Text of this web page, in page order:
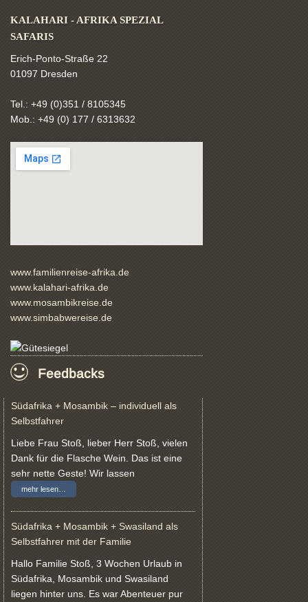
KALAHARI - AFRIKA SPEZIAL
SAFARIS
Erich-Ponto-Straße 22
01097 Dresden
Tel.: +49 (0)351 / 8105345
Mob.: +49 (0) 177 / 6313632
www.familienreise-afrika.de
www.kalahari-afrika.de
www.mosambikreise.de
www.simbabwereise.de
Feedbacks
Südafrika + Mosambik – individuell als
Selbstfahrer
Liebe Frau Stoß, lieber Herr Stoß, vielen
Dank für die Flasche Wein. Das ist eine
sehr nette Geste! Wir lassen
mehr lesen…
Südafrika + Mosambik + Swasiland als
Selbstfahrer mit der Familie
Hallo Familie Stoß, 3 Wochen Urlaub in
Südafrika, Mosambik und Swasiland
liegen hinter uns. Es war Abenteuer pur